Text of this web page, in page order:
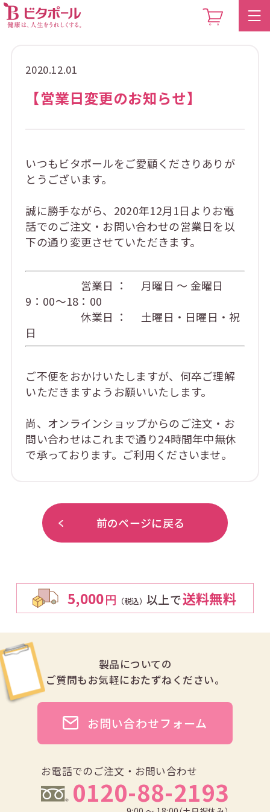
2020.12.01
【営業日変更のお知らせ】
いつもビタポールをご愛顧くださりありが
とうございます。
誠に勝手ながら、2020年12月1日よりお電
話でのご注文・お問い合わせの営業日を以
下の通り変更させていただきます。
営業日 ： 月曜日 ～ 金曜日
9：00～18：00
休業日 ： 土曜日・日曜日・祝
日
ご不便をおかけいたしますが、何卒ご理解
いただきますようお願いいたします。
尚、オンラインショップからのご注文・お
問い合わせはこれまで通り24時間年中無休
で承っております。ご利用くださいませ。
前のページに戻る
5,000円 （税込） 以上で送料無料
製品についての
ご質問もお気軽におたずねください。
お電話でのご注文・お問い合わせ
0120-88-2193
お問い合わせフォーム